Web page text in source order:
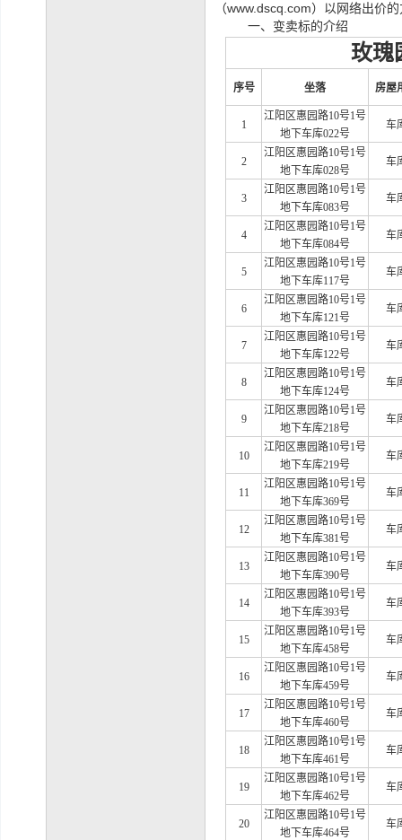
（www.dscq.com）以网络出价
一、变卖标的介绍
玫瑰
序号 坐落 房屋
1
江阳区惠园路10号1号
地下车库022号
车
2
江阳区惠园路10号1号
地下车库028号
车
3
江阳区惠园路10号1号
地下车库083号
车
4
江阳区惠园路10号1号
地下车库084号
车
5
江阳区惠园路10号1号
地下车库117号
车
6
江阳区惠园路10号1号
地下车库121号
车
7
江阳区惠园路10号1号
地下车库122号
车
8
江阳区惠园路10号1号
地下车库124号
车
9
江阳区惠园路10号1号
地下车库218号
车
10
江阳区惠园路10号1号
地下车库219号
车
11
江阳区惠园路10号1号
地下车库369号
车
12
江阳区惠园路10号1号
地下车库381号
车
13
江阳区惠园路10号1号
地下车库390号
车
14
江阳区惠园路10号1号
地下车库393号
车
15
江阳区惠园路10号1号
地下车库458号
车
16
江阳区惠园路10号1号
地下车库459号
车
17
江阳区惠园路10号1号
地下车库460号
车
18
江阳区惠园路10号1号
地下车库461号
车
19
江阳区惠园路10号1号
地下车库462号
车
20
江阳区惠园路10号1号
地下车库464号
车